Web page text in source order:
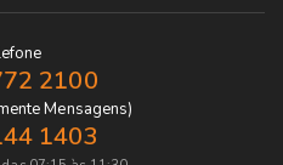
2100
Mensagens)
1403